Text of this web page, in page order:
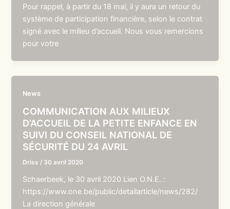
Pour rappel, à partir du 18 mai, il y aura un retour du
système de participation financière, selon le contrat
signé avec le milieu d’accueil. Nous vous remercions
pour votre
News
COMMUNICATION AUX MILIEUX
D’ACCUEIL DE LA PETITE ENFANCE EN
SUIVI DU CONSEIL NATIONAL DE
SÉCURITÉ DU 24 AVRIL
Driss / 30 avril 2020
Schaerbeek, le 30 avril 2020 Lien O.N.E. :
https://www.one.be/public/detailarticle/news/282/
La direction générale